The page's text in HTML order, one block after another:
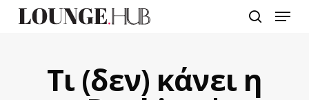
Menu
Τι (δεν) κάνει η